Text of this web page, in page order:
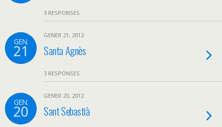
3 RESPONSES
GEN.
21
GENER 21, 2012
Santa Agnès
3 RESPONSES
GEN.
20
GENER 20, 2012
Sant Sebastià